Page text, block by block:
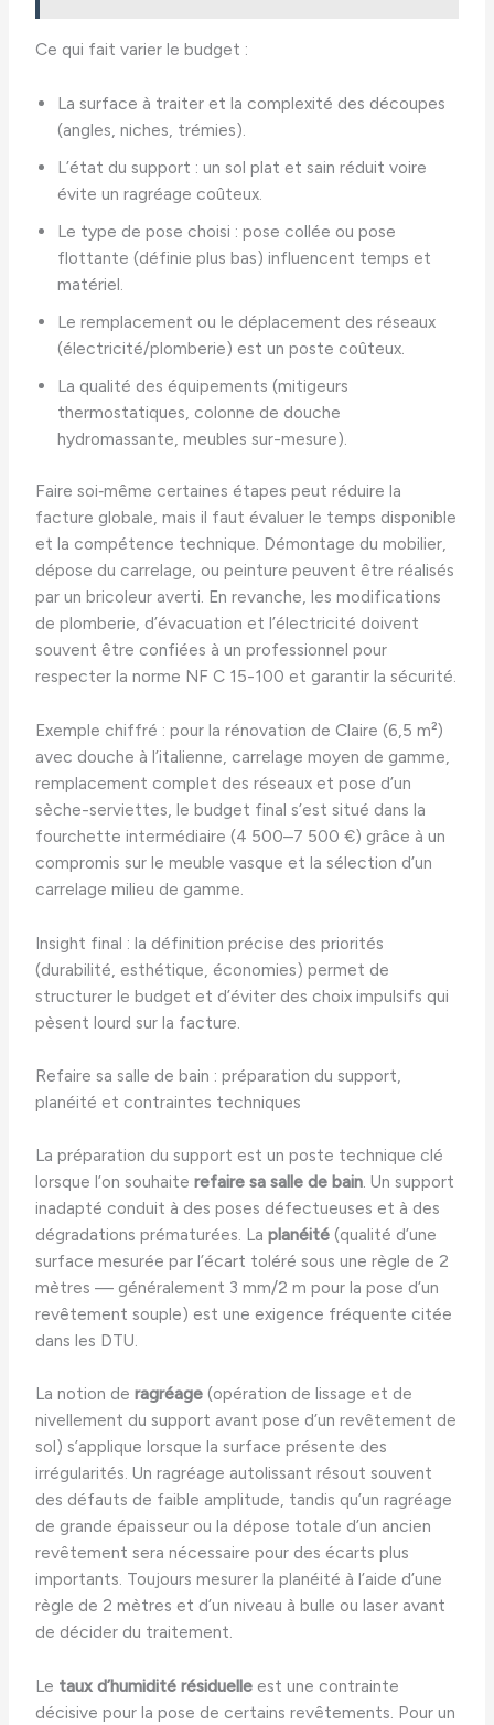
Ce qui fait varier le budget :
La surface à traiter et la complexité des découpes
(angles, niches, trémies).
L’état du support : un sol plat et sain réduit voire
évite un ragréage coûteux.
Le type de pose choisi : pose collée ou pose
flottante (définie plus bas) influencent temps et
matériel.
Le remplacement ou le déplacement des réseaux
(électricité/plomberie) est un poste coûteux.
La qualité des équipements (mitigeurs
thermostatiques, colonne de douche
hydromassante, meubles sur-mesure).
Faire soi‑même certaines étapes peut réduire la
facture globale, mais il faut évaluer le temps disponible
et la compétence technique. Démontage du mobilier,
dépose du carrelage, ou peinture peuvent être réalisés
par un bricoleur averti. En revanche, les modifications
de plomberie, d’évacuation et l’électricité doivent
souvent être confiées à un professionnel pour
respecter la norme NF C 15-100 et garantir la sécurité.
Exemple chiffré : pour la rénovation de Claire (6,5 m²)
avec douche à l’italienne, carrelage moyen de gamme,
remplacement complet des réseaux et pose d’un
sèche-serviettes, le budget final s’est situé dans la
fourchette intermédiaire (4 500–7 500 €) grâce à un
compromis sur le meuble vasque et la sélection d’un
carrelage milieu de gamme.
Insight final : la définition précise des priorités
(durabilité, esthétique, économies) permet de
structurer le budget et d’éviter des choix impulsifs qui
pèsent lourd sur la facture.
Refaire sa salle de bain : préparation du support,
planéité et contraintes techniques
La préparation du support est un poste technique clé
lorsque l’on souhaiterefaire sa salle de bain . Un support
inadapté conduit à des poses défectueuses et à des
dégradations prématurées. Laplanéité (qualité d’une
surface mesurée par l’écart toléré sous une règle de 2
mètres — généralement 3 mm/2 m pour la pose d’un
revêtement souple) est une exigence fréquente citée
dans les DTU.
La notion deragréage (opération de lissage et de
nivellement du support avant pose d’un revêtement de
sol) s’applique lorsque la surface présente des
irrégularités. Un ragréage autolissant résout souvent
des défauts de faible amplitude, tandis qu’un ragréage
de grande épaisseur ou la dépose totale d’un ancien
revêtement sera nécessaire pour des écarts plus
importants. Toujours mesurer la planéité à l’aide d’une
règle de 2 mètres et d’un niveau à bulle ou laser avant
de décider du traitement.
Le taux d’humidité résiduelle est une contrainte
décisive pour la pose de certains revêtements. Pour un